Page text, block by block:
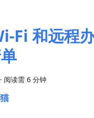
Fi 和远程
· 阅读需 6 分钟